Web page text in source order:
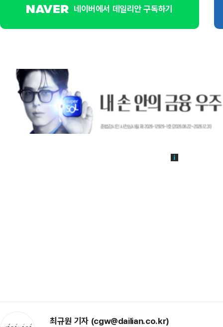
네이버에서 데일리안 구독하기
최규원 기자 (cgw@dailian.co.kr)